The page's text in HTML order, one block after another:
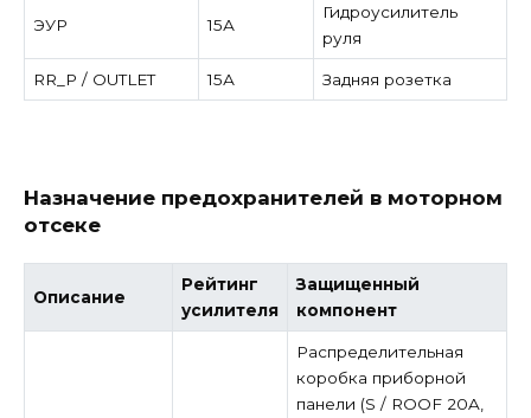
ЭУР 15А
Гидроусилитель
руля
RR_P / OUTLET 15А Задняя розетка
Назначение предохранителей в моторном
отсеке
Описание
Рейтинг
усилителя
Защищенный
компонент
Распределительная
коробка приборной
панели (S / ROOF 20A,